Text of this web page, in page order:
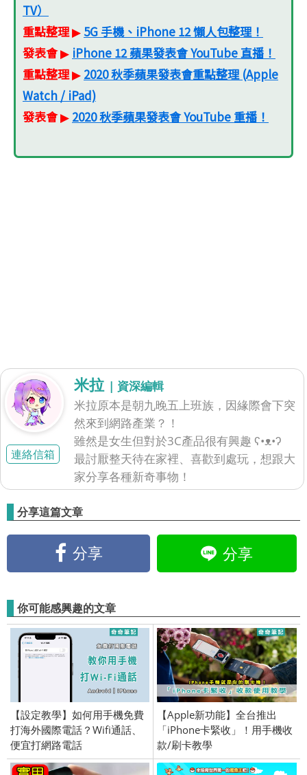
TV）
重點整理▶ 5G 手機、iPhone 12 懶人包整理！
發表會▶ iPhone 12 蘋果發表會 YouTube 直播！
重點整理▶ 2020 秋季蘋果發表會重點整理 (Apple
Watch / iPad)
發表會▶ 2020 秋季蘋果發表會 YouTube 重播！
連絡信箱
米拉 | 資深編輯
米拉原本是朝九晚五上班族，因緣際會下突
然來到網路產業？！
雖然是女生但對於3C產品很有興趣 ʕ•ᴥ•ʔ
最討厭整天待在家裡、喜歡到處玩，想跟大
家分享各種新奇事物！
分享這篇文章
分享 分享
你可能感興趣的文章
【設定教學】如何用手機免費
打海外國際電話？Wifi通話、
便宜打網路電話
【Apple新功能】全台推出
「iPhone卡緊收」！用手機收
款/刷卡教學